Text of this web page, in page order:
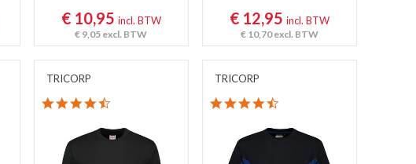
€ 10,95 incl. BTW
€ 9,05 excl. BTW
€ 12,95 incl. BTW
€ 10,70excl. BTW
TRICORP TRICORP